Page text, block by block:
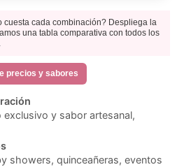
cuesta cada combinación? Despliega la
una tabla comparativa con todos los
precios y sabores
y sabor artesanal,
showers, quinceañeras, eventos